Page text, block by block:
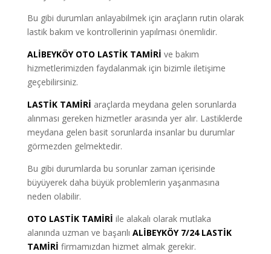
Bu gibi durumları anlayabilmek için araçların rutin olarak
lastik bakım ve kontrollerinin yapılması önemlidir.
ALİBEYKÖY OTO LASTİK TAMİRİ ve bakım
hizmetlerimizden faydalanmak için bizimle iletişime
geçebilirsiniz.
LASTİK TAMİRİ araçlarda meydana gelen sorunlarda
alınması gereken hizmetler arasında yer alır. Lastiklerde
meydana gelen basit sorunlarda insanlar bu durumlar
görmezden gelmektedir.
Bu gibi durumlarda bu sorunlar zaman içerisinde
büyüyerek daha büyük problemlerin yaşanmasına
neden olabilir.
OTO LASTİK TAMİRİ ile alakalı olarak mutlaka
alanında uzman ve başarılı ALİBEYKÖY 7/24 LASTİK
TAMİRİ firmamızdan hizmet almak gerekir.